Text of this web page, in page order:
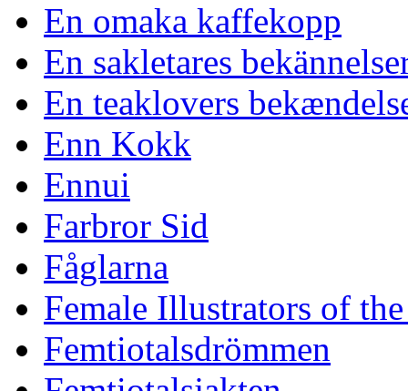
En omaka kaffekopp
En sakletares
En teaklovers
Enn Kokk
Ennui
Farbror Sid
Fåglarna
Female Illustrators of
Femtiotalsdrömmen